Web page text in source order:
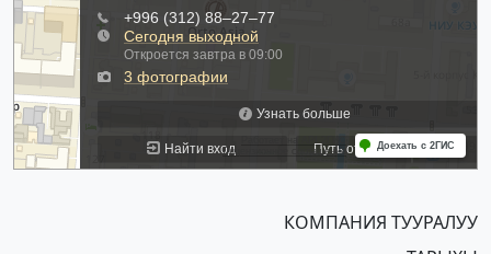
КОМПАНИЯ ТУУРАЛУУ